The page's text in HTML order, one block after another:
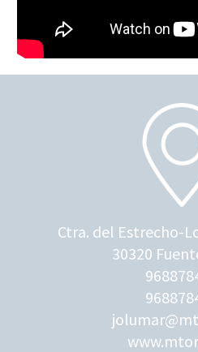
Ctra. del Estrecho-
30320